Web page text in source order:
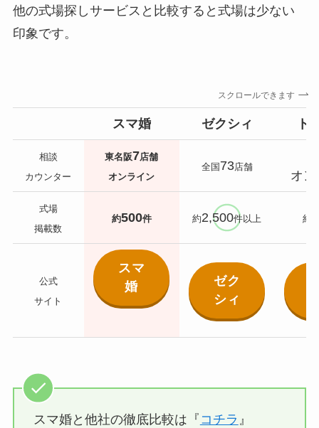
他の式場探しサービスと比較すると式場は少ない
印象です。
スクロールできます
スマ婚 ゼクシィ ト
相談
カウンター
東名阪7店舗
オンライン
全国 73店舗
オ
式場
掲載数
約500件 約2,500件以上 約
公式
サイト
スマ
婚
ゼク
シィ
スマ婚と他社の徹底比較は『 コチラ 』